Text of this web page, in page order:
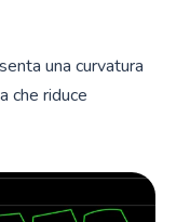
una curvatura
che riduce